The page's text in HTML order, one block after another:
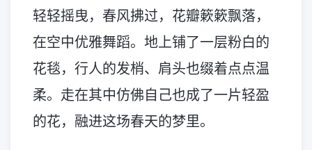
轻轻摇曳，春风拂过，花瓣簌簌飘落，
在空中优雅舞蹈。地上铺了一层粉白的
花毯，行人的发梢、肩头也缀着点点温
柔。走在其中仿佛自己也成了一片轻盈
的花，融进这场春天的梦里。